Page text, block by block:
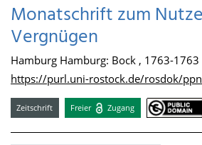
Monatschrift zum
Vergnügen
Hamburg Hamburg: Bock , 1763-1763
https://purl.uni-rostock.de/rosdok/
Zeitschrift Freier Zugang